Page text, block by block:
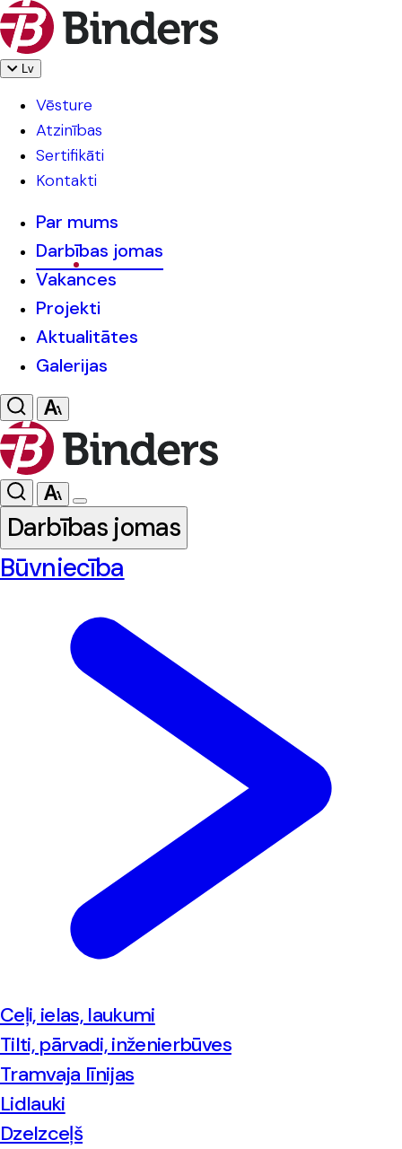
Lv
Vēsture
Atzinības
Sertifikāti
Kontakti
Par mums
Darbības jomas
Vakances
Projekti
Aktualitātes
Galerijas
Darbības jomas
Būvniecība
Ceļi, ielas, laukumi
Tilti, pārvadi, inženierbūves
Tramvaja līnijas
Lidlauki
Dzelzceļš